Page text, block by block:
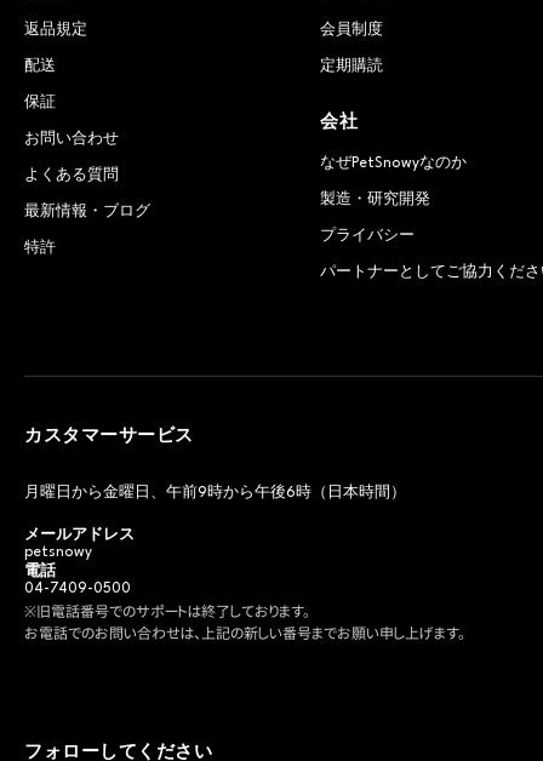
返品規定
配送
保証
お問い合わせ
よくある質問
最新情報・ブログ
特許
会員制度
定期購読
会社
なぜPetSnowyなのか
製造・研究開発
プライバシー
パートナーとしてご協力くださ
カスタマーサービス
月曜日から金曜日、午前9時から午後6時（日本時間）
メールアドレス
petsnowy
電話
04-7409-0500
※旧電話番号でのサポートは終了しております。
お電話でのお問い合わせは、上記の新しい番号までお願い申し上げます。
フォローしてください